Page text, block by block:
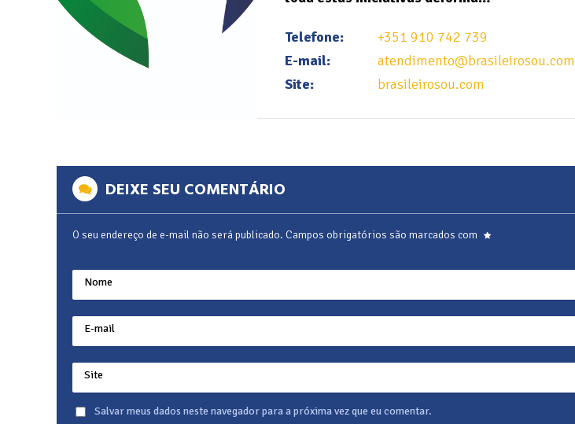
Telefone:
+351 910 742 739
E-mail:
atendimento@brasileirosou.com
Site:
brasileirosou.com
DEIXE SEU COMENTÁRIO
O seu endereço de e-mail não será publicado. Campos obrigatórios são marcados com
Nome
E-mail
Site
Salvar meus dados neste navegador para a próxima vez que eu comentar.